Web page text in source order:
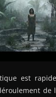
est
de